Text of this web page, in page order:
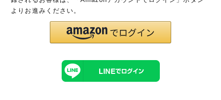
よりお進みください。